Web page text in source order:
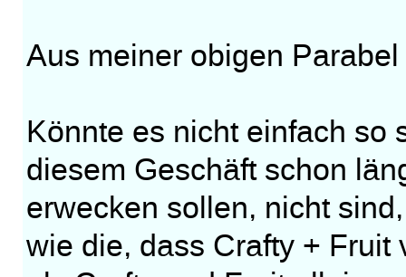
Aus meiner obigen
Könnte es nicht einfach so
diesem Geschäft schon
erwecken sollen, nicht
wie die, dass Crafty +